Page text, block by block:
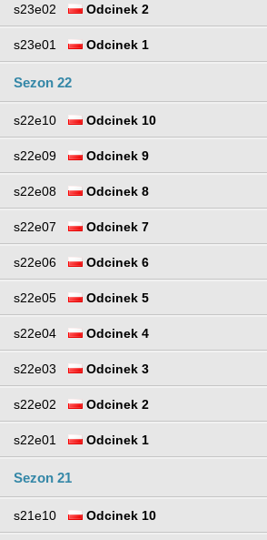
s23e02 Odcinek 2
s23e01 Odcinek 1
Sezon 22
s22e10 Odcinek 10
s22e09 Odcinek 9
s22e08 Odcinek 8
s22e07 Odcinek 7
s22e06 Odcinek 6
s22e05 Odcinek 5
s22e04 Odcinek 4
s22e03 Odcinek 3
s22e02 Odcinek 2
s22e01 Odcinek 1
Sezon 21
s21e10 Odcinek 10